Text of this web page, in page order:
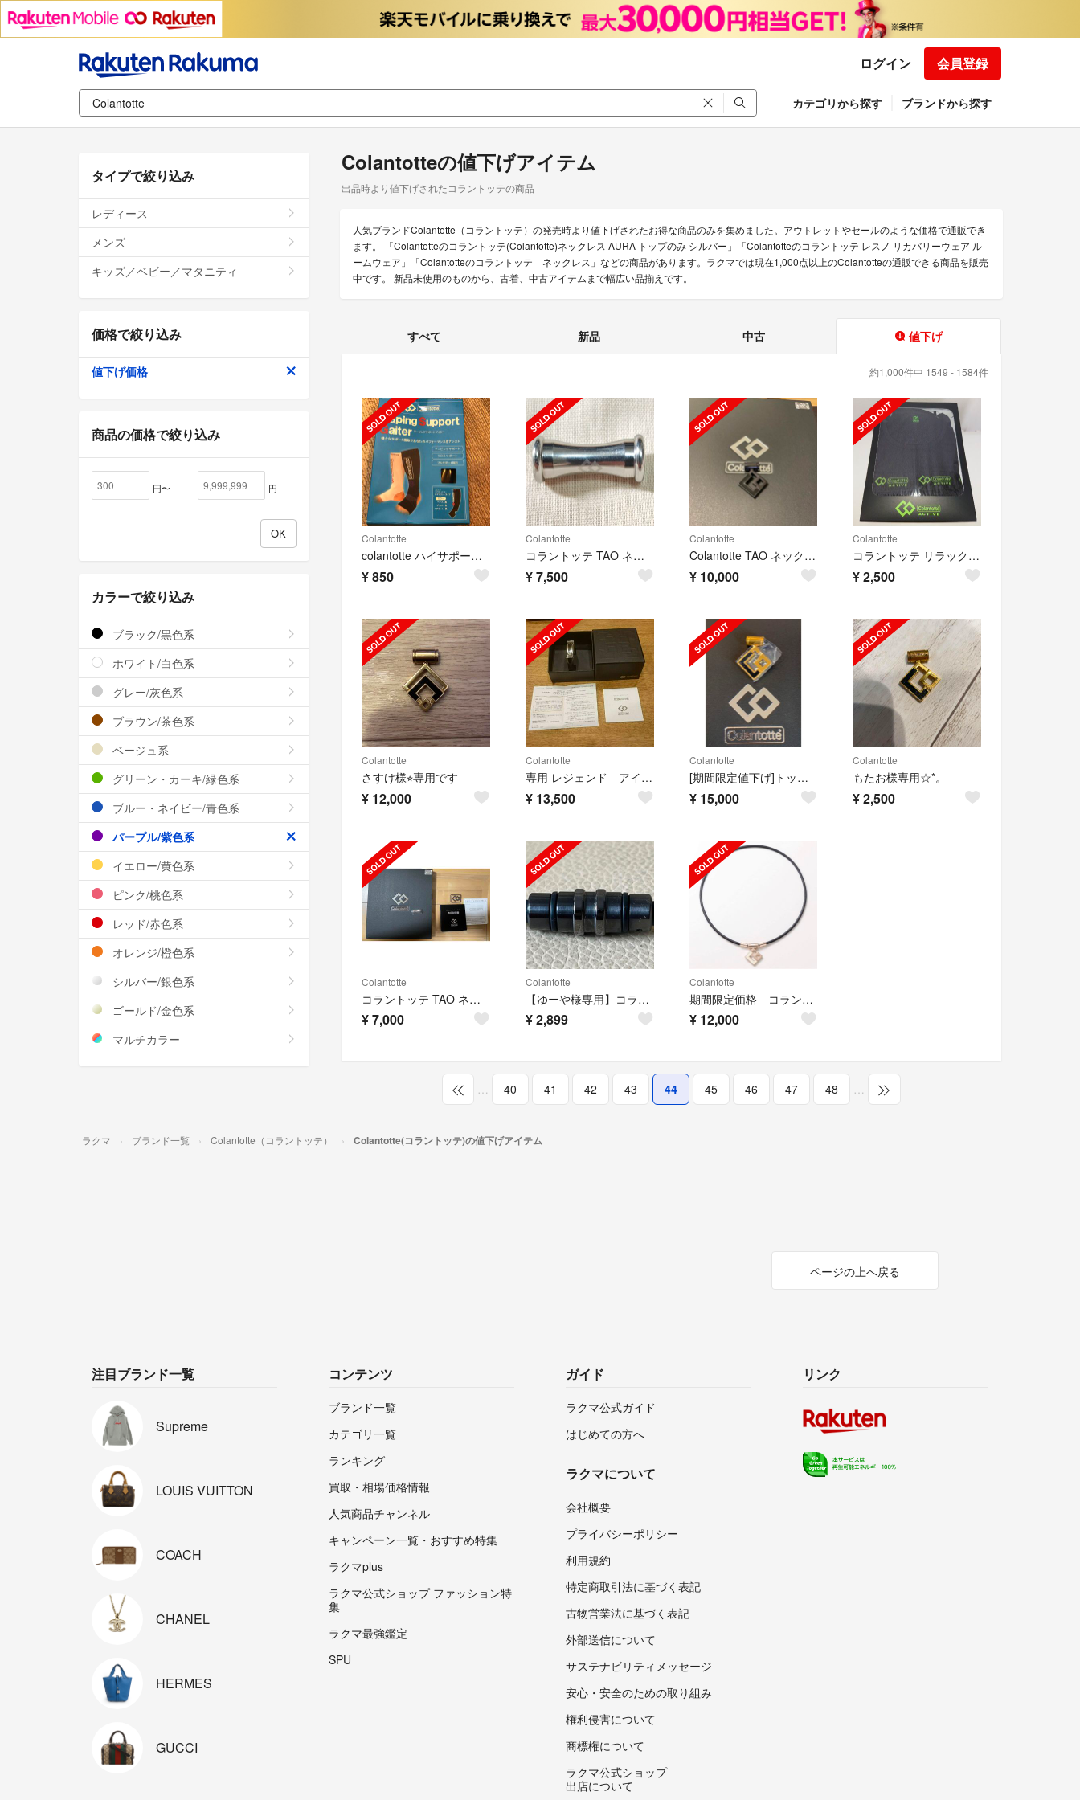
ログイン 会員登録
カテゴリから探す ブランドから探す
Colantotteの値下げアイテム
出品時より値下げされたコラントッテの商品
人気ブランドColantotte（コラントッテ）の発売時より値下げされたお得な商品のみを集めました。アウトレットやセールのような価格で通販でき
ます。 「Colantotteのコラントッテ(Colantotte)ネックレス AURA トップのみ シルバー」「Colantotteのコラントッテ レスノ リカバリーウェア ル
ームウェア」「Colantotteのコラントッテ ネックレス」などの商品があります。ラクマでは現在1,000点以上のColantotteの通販できる商品を販売
中です。 新品未使用のものから、古着、中古アイテムまで幅広い品揃えです。
すべて 新品 中古 値下げ
約1,000件中 1549 - 1584件
Colantotte
colantotte ハイサポートゲイター 湘南乃風様専用
¥850
Colantotte
コラントッテ TAO ネックレス RAFFI シルバー
¥7,500
Colantotte
Colantotte TAO ネックレス
¥ 10,000
Colantotte
コラントッテ リラックスインナー
¥2,500
Colantotte
さすけ様⭐︎専用です
¥ 12,000
Colantotte
専用 レジェンド アイアンマン アベンジャーズ コラントッ
¥ 13,500
Colantotte
[期間限定値下げ]トップのみ コラントッテ AURA(アウラ)未使用品
¥ 15,000
Colantotte
もたお様専用☆*。
¥2,500
Colantotte
コラントッテ TAO ネックレス 期間限定お値下げ
¥7,000
Colantotte
【ゆーや様専用】コラントッテ
¥2,899
Colantotte
期間限定価格 コラントッテ TAO ネックレス スリム AURA mi
¥ 12,000
40 41 42 43 44 45 46 47 48
タイプで絞り込み
レディース
メンズ
キッズ／ベビー／マタニティ
価格で絞り込み
値下げ価格
商品の価格で絞り込み
円〜 円
カラーで絞り込み
ブラック/黒色系
ホワイト/白色系
グレー/灰色系
ブラウン/茶色系
ベージュ系
グリーン・カーキ/緑色系
ブルー・ネイビー/青色系
パープル/紫色系
イエロー/黄色系
ピンク/桃色系
レッド/赤色系
オレンジ/橙色系
シルバー/銀色系
ゴールド/金色系
マルチカラー
ラクマ ブランド一覧 Colantotte（コラントッテ） Colantotte(コラントッテ)の値下げアイテム
ページの上へ戻る
注目ブランド一覧
Supreme
LOUIS VUITTON
COACH
CHANEL
HERMES
GUCCI
コンテンツ
ブランド一覧
カテゴリ一覧
ランキング
買取・相場価格情報
人気商品チャンネル
キャンペーン一覧・おすすめ特集
ラクマplus
ラクマ公式ショップ ファッション特
集
ラクマ最強鑑定
SPU
ガイド
ラクマ公式ガイド
はじめての方へ
ラクマについて
会社概要
プライバシーポリシー
利用規約
特定商取引法に基づく表記
古物営業法に基づく表記
外部送信について
サステナビリティメッセージ
安心・安全のための取り組み
権利侵害について
商標権について
ラクマ公式ショップ
出店について
リンク